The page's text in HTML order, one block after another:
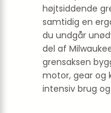
højtsiddende
samtidig en
du undgår
del af
grensaksen
motor, gear og
intensiv brug